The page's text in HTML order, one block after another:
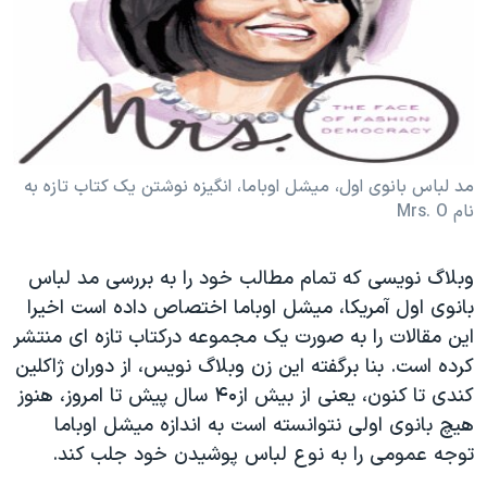
فرهنگ و زندگی
حقوق شهروندی
اقتصادی
علم و فناوری
اسرائیل در جنگ
گالری عکس
مستندها
انتخابات ریاست جمهوری آمریکا ۲۰۲۴
حمله جمهوری اسلامی به اسرائیل
رمز مهسا
ورزش زنان در ایران
اعتراضات زن، زندگی، آزادی
تریبونال مردمی آبان ۹۸
دادگاه حمید نوری
چهل سال گروگان‌گیری
قانون شفافیت دارائی کادر رهبری ایران
اعتراضات مردمی آبان ۹۸
دنبال کنید
زبانهای مختلف
مد لباس بانوی اول، میشل اوباما، انگیزه نوشتن یک کتاب تازه به
نام Mrs. O
وبلاگ نویسی که تمام مطالب خود را به بررسی مد لباس
بانوی اول آمریکا، میشل اوباما اختصاص داده است اخیرا
این مقالات را به صورت یک مجموعه درکتاب تازه ای منتشر
کرده است. بنا برگفته این زن وبلاگ نویس، از دوران ژاکلین
کندی تا کنون، یعنی از بیش از۴۰ سال پیش تا امروز، هنوز
هیچ بانوی اولی نتوانسته است به اندازه میشل اوباما
توجه عمومی را به نوع لباس پوشیدن خود جلب کند.